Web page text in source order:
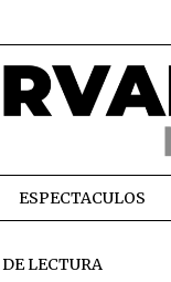
ESPECTACULOS
LECTURA